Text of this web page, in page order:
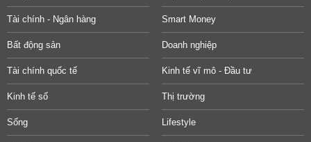
Tài chính - Ngân hàng Smart Money
Bất động sản Doanh nghiệp
Tài chính quốc tế Kinh tế vĩ mô - Đầu tư
Kinh tế số Thị trường
Sống Lifestyle